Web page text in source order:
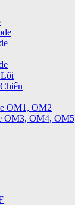
OM1, OM2
OM3, OM4, OM5